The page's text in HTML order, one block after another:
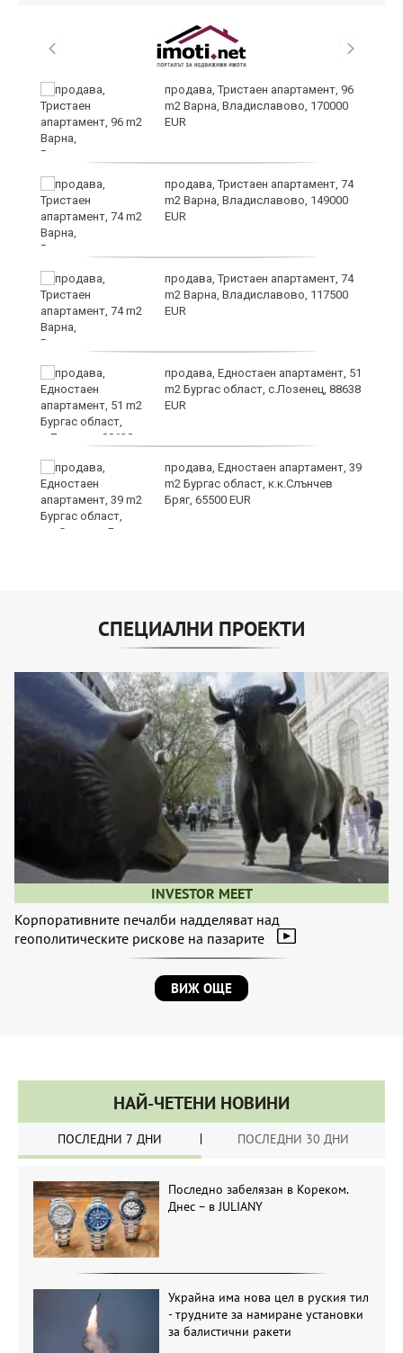
продава, Тристаен апартамент, 96
m2 Варна, Владиславово, 170000
EUR
продава, Тристаен апартамент, 74
m2 Варна, Владиславово, 149000
EUR
продава, Тристаен апартамент, 74
m2 Варна, Владиславово, 117500
EUR
продава, Едностаен апартамент, 51
m2 Бургас област, с.Лозенец, 88638
EUR
продава, Едностаен апартамент, 39
m2 Бургас област, к.к.Слънчев
Бряг, 65500 EUR
СПЕЦИАЛНИ ПРОЕКТИ
INVESTOR MEET
Корпоративните печалби надделяват над
геополитическите рискове на пазарите
ВИЖ ОЩЕ
НАЙ-ЧЕТЕНИ НОВИНИ
ПОСЛЕДНИ 7 ДНИ ПОСЛЕДНИ 30 ДНИ
Последно забелязан в Кореком.
Днес – в JULIANY
Украйна има нова цел в руския тил
- трудните за намиране установки
за балистични ракети